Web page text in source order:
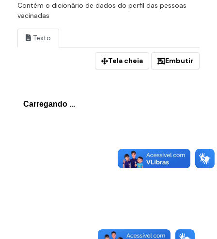
Contém o dicionário de dados do perfil das pessoas
vacinadas
Texto
Tela cheia Embutir